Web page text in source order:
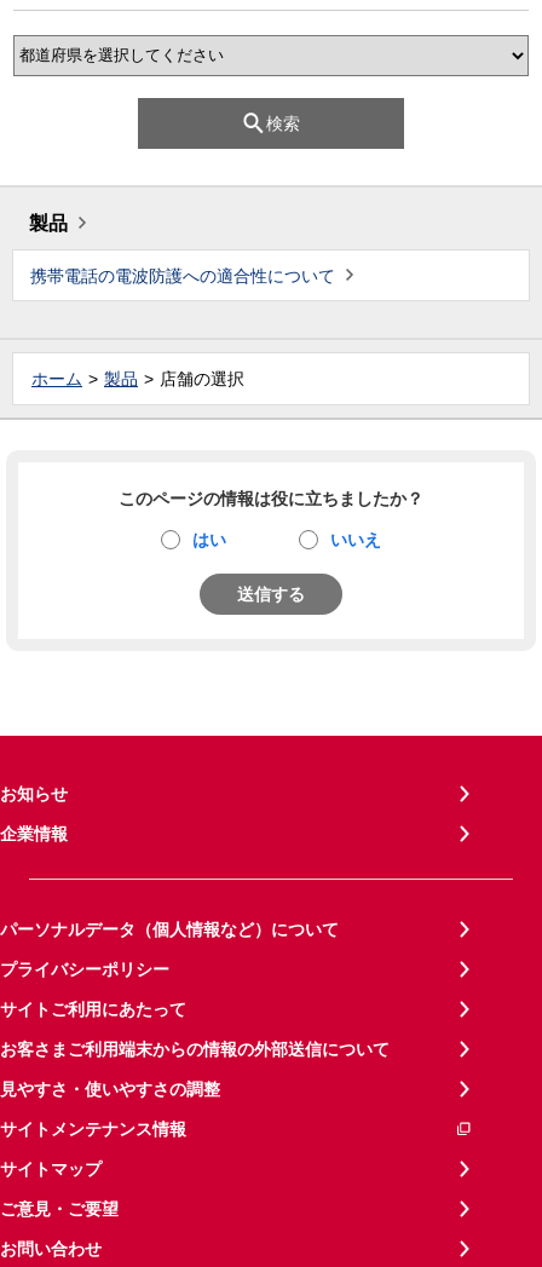
検索
製品
携帯電話の電波防護への適合性について
ホーム 製品 店舗の選択
このページの情報は役に立ちましたか？
はい いいえ
送信する
お知らせ
企業情報
パーソナルデータ（個人情報など）について
プライバシーポリシー
サイトご利用にあたって
お客さまご利用端末からの情報の外部送信について
見やすさ・使いやすさの調整
サイトメンテナンス情報
サイトマップ
ご意見・ご要望
お問い合わせ